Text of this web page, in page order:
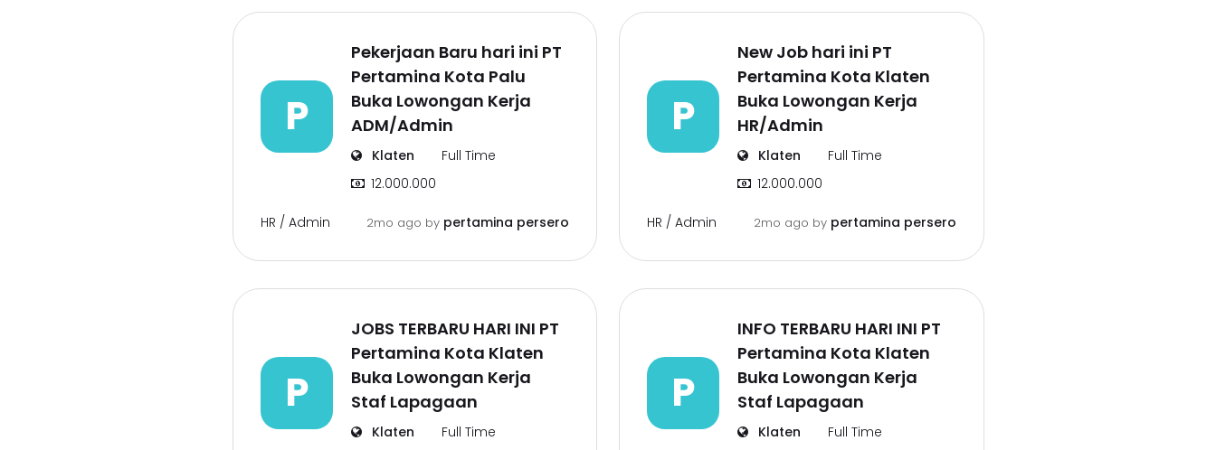
P
Pekerjaan Baru hari ini PT
Pertamina Kota Palu
Buka Lowongan Kerja
ADM/Admin
Klaten
Full Time
12.000.000
HR / Admin 2mo ago by pertamina persero
P
New Job hari ini PT
Pertamina Kota Klaten
Buka Lowongan Kerja
HR/Admin
Klaten
Full Time
12.000.000
HR / Admin 2mo ago by pertamina persero
P
JOBS TERBARU HARI INI PT
Pertamina Kota Klaten
Buka Lowongan Kerja
Staf Lapagaan
Klaten
Full Time
P
INFO TERBARU HARI INI PT
Pertamina Kota Klaten
Buka Lowongan Kerja
Staf Lapagaan
Klaten
Full Time